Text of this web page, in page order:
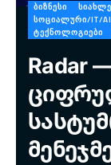
ᲑᲘᲖᲜᲔᲡᲘ
ᲡᲝᲪᲘᲐᲚᲣᲠᲘ/IT/
ᲢᲔᲥᲜᲝᲚᲝᲒᲘᲔᲑᲘ
Radar